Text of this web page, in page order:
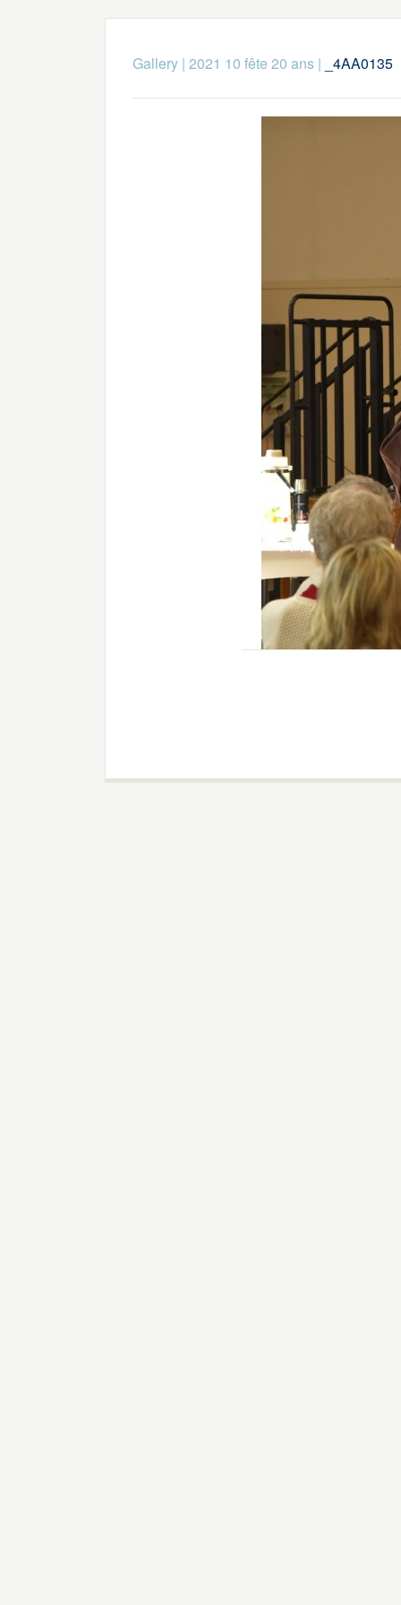
Gallery| 2021 10 fête 20 ans| _4AA0135